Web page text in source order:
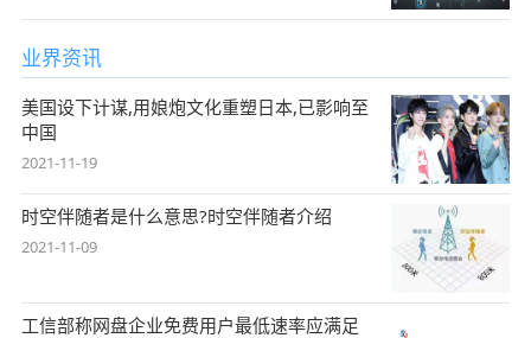
业界资讯
美国设下计谋,用娘炮文化重塑日本,已影响至
中国
2021-11-19
时空伴随者是什么意思?时空伴随者介绍
2021-11-09
工信部称网盘企业免费用户最低速率应满足